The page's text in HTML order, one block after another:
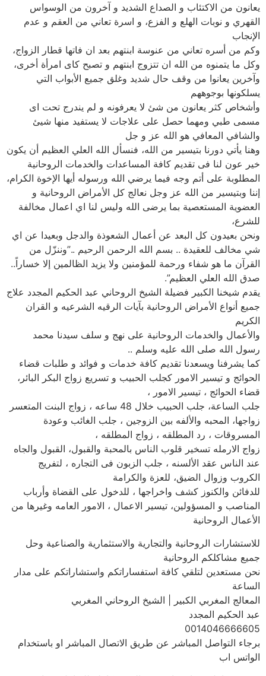
يعانون من الاكتئاب و الصداع الشديد و آخرون من الوسواس
القهري و نوبات الهلع و الفزع، و اسرة تعاني من العقم و عدم
الإنجاب
وكم من أسره تعاني من عنوسة ابنتهم بعد ان فاتها قطار الزواج،
وكل ما يتمنوه من الله ان تتزوج ابنتهم و تصبح كاى امرأة أخرى،
وآخرين يعانوا من وقف حال شديد وغلق جميع الأبواب التي
يسلكونها بوجوههم
وأشخاص كثر يعانون من شئ لا يعرفونه و لم يندرج تحت اى
مسمى طبي ومهما حصل على علاجات لا يستفيد منها شيئ
والشافي المعافي هو الله عز و جل
وهنا يأتي دورنا بتيسير من الله، فنسأل الله العلي العظيم أن يكون
خير عون لنا فى تقديم كافة المساعدات والخدمات الروحانية
المطلوبة على أتم وجه فيما يرضي الله ورسوله أيها الإخوة الكرام،
إننا وبتيسير من الله عز وجل نعالج كل الأمراض الروحانية و
العضوية المستعصية بما يرضى الله وليس لنا اي اعمال مخالفة
للشرع،
ونحن بعيدون كل البعد عن أعمال الشعوذة والدجل وبعيدا عن اي
شي مخالف للعقيدة .. بسم الله الرحمن الرحيم ..”وننزّل من
القرآن ما هو شفاء ورحمة للمؤمنين ولا يزيد الظالمين إلا خساراً..
صدق الله العلي العظيم”.
يقدم شيخنا الكبير فضيلة الشيخ الروحاني عبد الحكيم المجدد علاج
جميع أنواع الأمراض الروحانية بآيات الرقيه الشرعيه و القران
الكريم
والأعمال والخدمات الروحانية على نهج و سلف سيدنا محمد
رسول الله صلى الله عليه وسلم ..
كما يشرفنا ويسعدنا تقديم كافة خدمات و فوائد و طلبات قضاء
الحوائج و تيسير الامور كجلب الحبيب و تسريع زواج البكر البائر،
قضاء الحوائج ، تيسير الامور ،
جلب الساعة، جلب الحبيب خلال 48 ساعه ، زواج البنت المتعسر
زواجها، المحبه والألفه بين الزوجين ، جلب الغائب وعودة
المسروقات ، رد المطلقه ، زواج المطلقه ،
زواج الارمله تسخير قلوب الناس بالمحبة والقبول، القبول والجاه
عند الناس عقد الألسنه ، جلب الزبون فى التجاره ، لتفريج
الكروب وزوال الضيق، للعزة والكرامة
للدفائن والكنوز كشف واخراجها ، للدخول على القضاة وأرباب
المناصب و المسؤولين، تيسير الاعمال ، الامور العامه وغيرها من
الأعمال الروحانية
للاستشارات الروحانية والتجارية والاستثمارية والصناعية وحل
جميع مشاكلكم الروحانية
نحن مستعدين لتلقي كافة استفساراتكم واستشاراتكم على مدار
الساعة
المعالج المغربي الكبير | الشيخ الروحاني المغربي
عبد الحكيم المجدد
0014046666605
برجاء التواصل المباشر عن طريق الاتصال المباشر او باستخدام
الواتس اب